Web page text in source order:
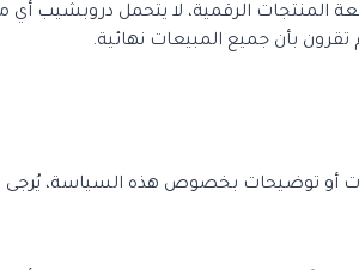
المنتجات الرقمية، لا يتحمل دروبشيب أي
تقرون بأن جميع المبيعات نهائية.
أو توضيحات بخصوص هذه السياسة، يُرجى